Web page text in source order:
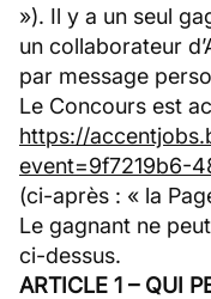
»). Il y a un seul
un collaborateur
par message
Le Concours est
https://
event=9f7219b6-
(ci-après : « la
Le gagnant ne
ci-dessus.
ARTICLE 1 – QUI